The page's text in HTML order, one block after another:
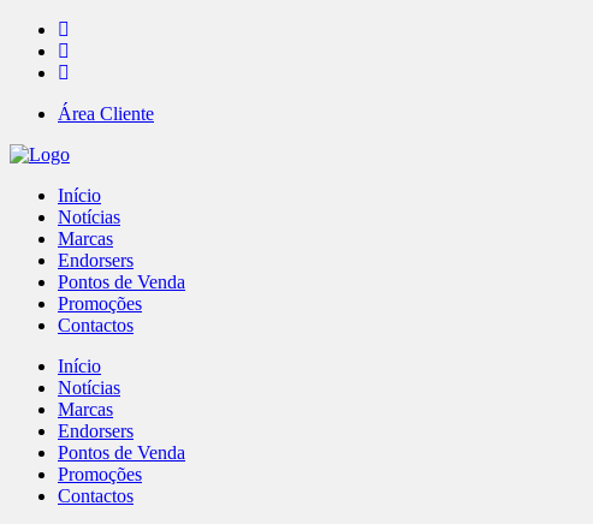
Área Cliente
Início
Notícias
Marcas
Endorsers
Pontos de Venda
Promoções
Contactos
Início
Notícias
Marcas
Endorsers
Pontos de Venda
Promoções
Contactos